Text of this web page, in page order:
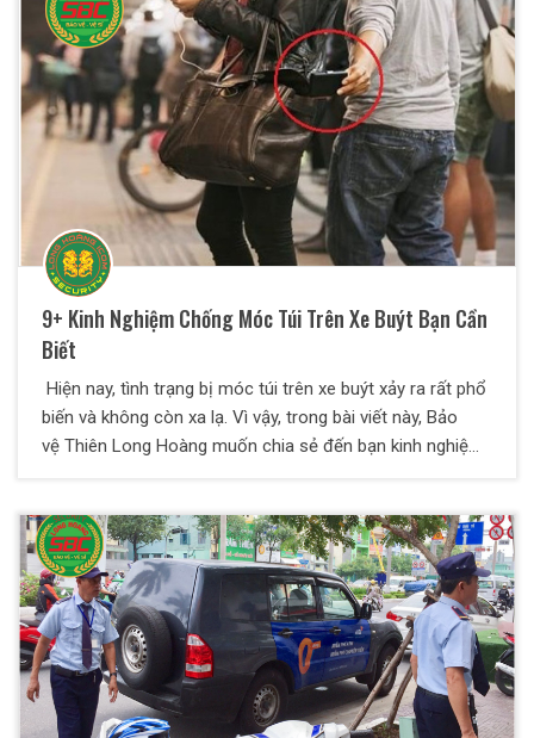
xấu trộm cắp, dễ mất an ninh nếu không có sự quản lý và
bảo vệ chặt chẽ. Dịch vụ bảo vệ tại Hà Đông cho khu đô
thị mở ra sẽ giải quyết tốt khâu an ninh cho ban quản lý
khu đô thị.
9+ Kinh Nghiệm Chống Móc Túi Trên Xe Buýt Bạn Cần
Biết
Hiện nay, tình trạng bị móc túi trên xe buýt xảy ra rất phổ
biến và không còn xa lạ. Vì vậy, trong bài viết này, Bảo
vệ Thiên Long Hoàng muốn chia sẻ đến bạn kinh nghiệm